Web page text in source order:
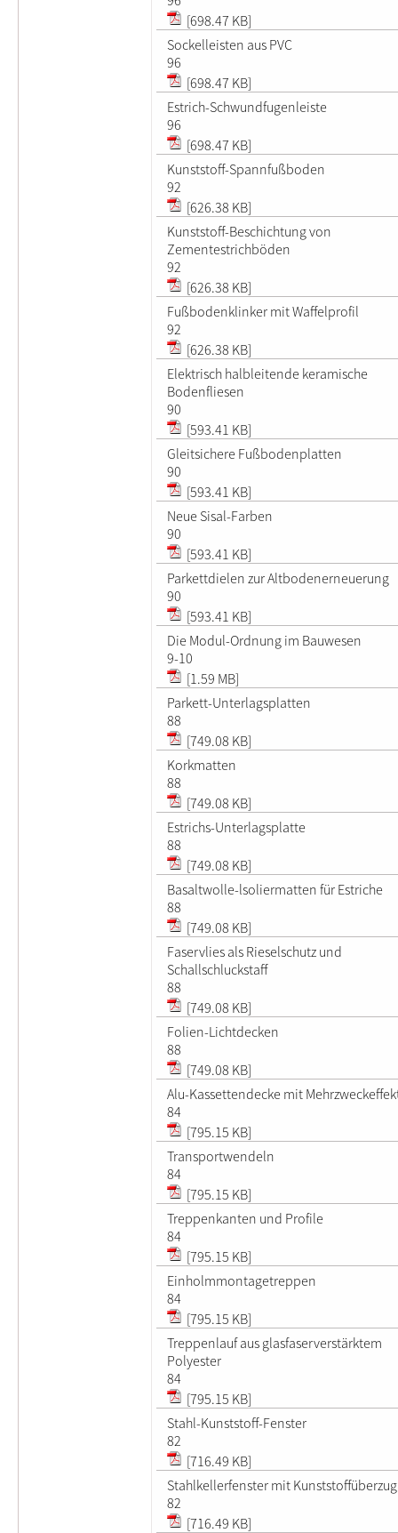
[698.47 KB]
Sockelleisten aus PVC
96
[698.47 KB]
Estrich-Schwundfugenleiste
96
[698.47 KB]
Kunststoff-Spannfußboden
92
[626.38 KB]
Kunststoff-Beschichtung von
Zementestrichböden
92
[626.38 KB]
Fußbodenklinker mit Waffelprofil
92
[626.38 KB]
Elektrisch halbleitende keramische
Bodenfliesen
90
[593.41 KB]
Gleitsichere Fußbodenplatten
90
[593.41 KB]
Neue Sisal-Farben
90
[593.41 KB]
Parkettdielen zur Altbodenerneuerung
90
[593.41 KB]
Die Modul-Ordnung im Bauwesen
9-10
[1.59 MB]
Parkett-Unterlagsplatten
88
[749.08 KB]
Korkmatten
88
[749.08 KB]
Estrichs-Unterlagsplatte
88
[749.08 KB]
Basaltwolle-lsoliermatten für Estriche
88
[749.08 KB]
Faservlies als Rieselschutz und
Schallschluckstaff
88
[749.08 KB]
Folien-Lichtdecken
88
[749.08 KB]
Alu-Kassettendecke mit
84
[795.15 KB]
Transportwendeln
84
[795.15 KB]
Treppenkanten und Profile
84
[795.15 KB]
Einholmmontagetreppen
84
[795.15 KB]
Treppenlauf aus glasfaserverstärktem
Polyester
84
[795.15 KB]
Stahl-Kunststoff-Fenster
82
[716.49 KB]
Stahlkellerfenster mit Kunststoffüberzug
82
[716.49 KB]